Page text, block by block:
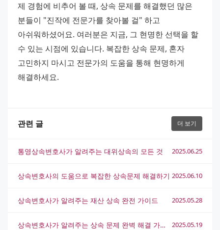
제 경험에 비추어 볼 때, 상속 문제를 해결했던 많은
분들이 "진작에 전문가를 찾아볼 걸" 하고
아쉬워하셨어요. 여러분은 지금, 그 현명한 선택을 할
수 있는 시점에 있습니다. 복잡한 상속 문제, 혼자
고민하지 마시고 전문가의 도움을 통해 현명하게
해결하세요.
관련 글 더 보기
통영상속변호사가 알려주는 대위상속의 모든 것 2025.06.25
상속변호사의 도움으로 복잡한 상속문제 해결하기 2025.06.10
상속변호사가 알려주는 재산 상속 완전 가이드 2025.05.28
상속변호사가 알려주는 상속 문제 완벽 해결 가이드 2025.05.19